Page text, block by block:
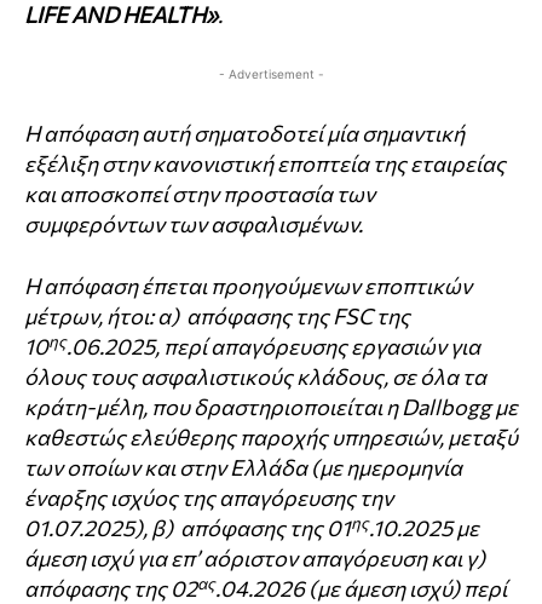
LIFE AND HEALTH».
- Advertisement -
Η απόφαση αυτή σηματοδοτεί μία σημαντική
εξέλιξη στην κανονιστική εποπτεία της εταιρείας
και αποσκοπεί στην προστασία των
συμφερόντων των ασφαλισμένων.
Η απόφαση έπεται προηγούμενων εποπτικών
μέτρων, ήτοι: α) απόφασης της FSC της
10ης.06.2025, περί απαγόρευσης εργασιών για
όλους τους ασφαλιστικούς κλάδους, σε όλα τα
κράτη-μέλη, που δραστηριοποιείται η Dallbogg με
καθεστώς ελεύθερης παροχής υπηρεσιών, μεταξύ
των οποίων και στην Ελλάδα (με ημερομηνία
έναρξης ισχύος της απαγόρευσης την
01.07.2025), β) απόφασης της 01ης.10.2025 με
άμεση ισχύ για επ’ αόριστον απαγόρευση και γ)
απόφασης της 02ας.04.2026 (με άμεση ισχύ) περί